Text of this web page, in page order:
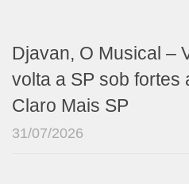
Djavan, O Musical –
volta a SP sob fortes
Claro Mais SP
31/07/2026